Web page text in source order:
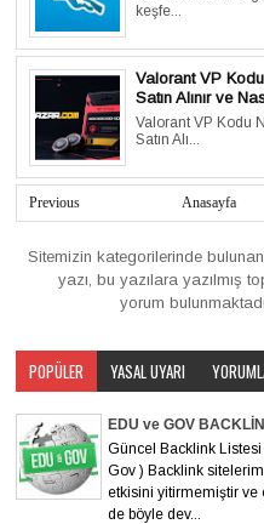
keşfe...
Valorant VP
Satın Alınır ve
Valorant VP Kodu
Satın Alı...
Previous Anasayfa
Sitemizin kategorilerinde
yazı, bu yazılara yazılmış
yorum
POPÜLER YASAL UYARI
EDU ve GOV
Güncel Backlink
Gov ) Backlink
etkisini yitirmemiştir ve
de böyle dev...